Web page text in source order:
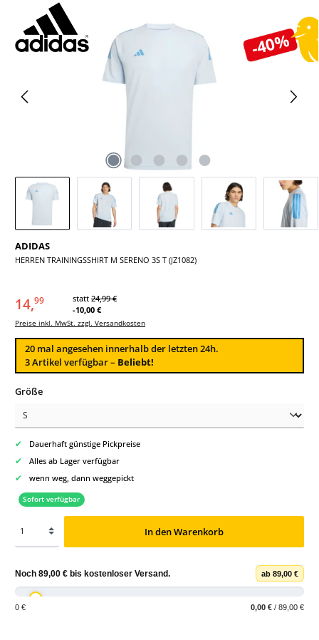
-40%
Bildergalerie überspringen
ADIDAS
HERREN TRAININGSSHIRT M SERENO 3S T (JZ1082)
14,99 statt 24,99 €
-10,00 €
Preise inkl. MwSt. zzgl. Versandkosten
20 mal angesehen innerhalb der letzten 24h.
3 Artikel verfügbar – Beliebt!
Größeauswählen
✔ Dauerhaft günstige Pickpreise
✔ Alles ab Lager verfügbar
✔ wenn weg, dann weggepickt
Sofort verfügbar
In den Warenkorb
Noch 89,00 € bis kostenloser Versand. ab 89,00 €
0 € 0,00 € / 89,00 €